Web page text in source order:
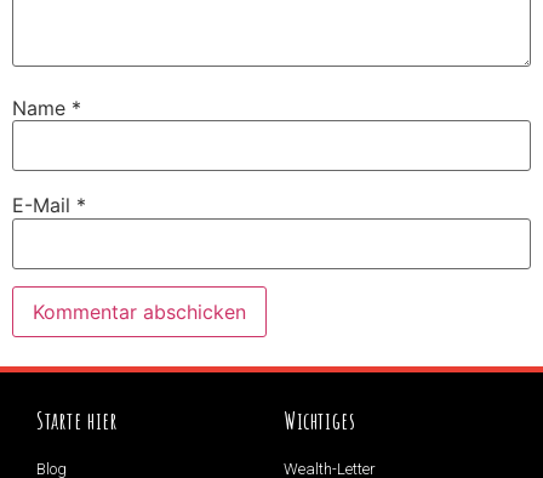
Name *
E-Mail *
Starte hier
Blog
Wichtiges
Wealth-Letter